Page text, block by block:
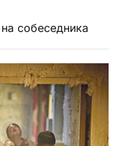
собеседника